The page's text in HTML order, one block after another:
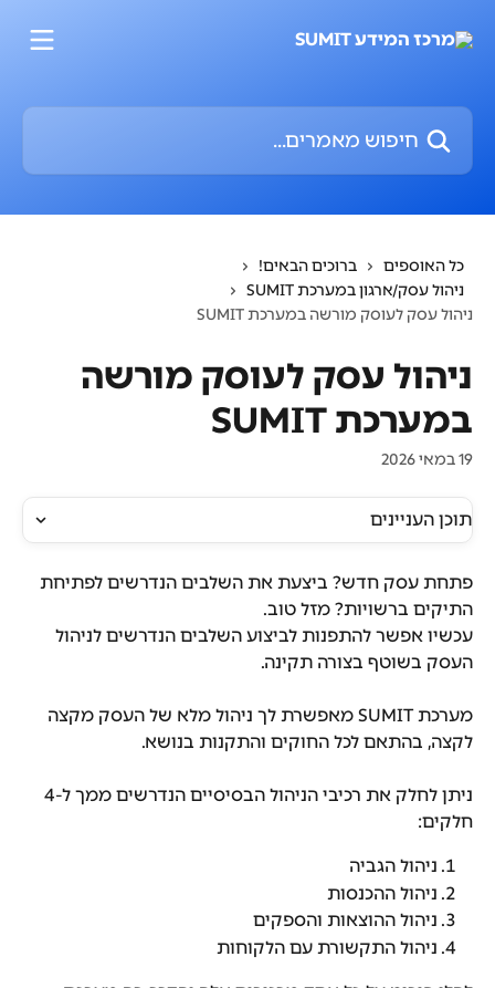
חיפוש מאמרים...
כל האוספים
ברוכים הבאים!
ניהול עסק/ארגון במערכת SUMIT
ניהול עסק לעוסק מורשה במערכת SUMIT
ניהול עסק לעוסק מורשה
במערכת SUMIT
19 במאי 2026
תוכן העניינים
פתחת עסק חדש? ביצעת את השלבים הנדרשים לפתיחת
התיקים ברשויות? מזל טוב.
עכשיו אפשר להתפנות לביצוע השלבים הנדרשים לניהול
העסק בשוטף בצורה תקינה.
מערכת SUMIT מאפשרת לך ניהול מלא של העסק מקצה
לקצה, בהתאם לכל החוקים והתקנות בנושא.
חלקים:
ניהול הגביה
ניהול ההכנסות
ניהול ההוצאות והספקים
ניהול התקשורת עם הלקוחות